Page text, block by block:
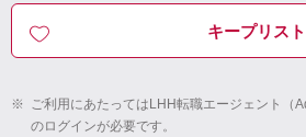
キープリスト
※ ご利用にあたってはLHH転職エージェント（
のログインが必要です。